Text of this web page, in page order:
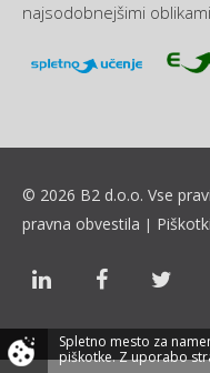
najsodobnejšimi
© 2026 B2 d.o.o. Vse
pravna obvestila | Piškotki
Spletno mesto za
piškotke.Z uporabo